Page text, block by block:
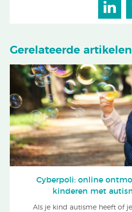
Gerelateerde artikelen
Cyberpoli: online
kinderen met
Als je kind autisme heeft of